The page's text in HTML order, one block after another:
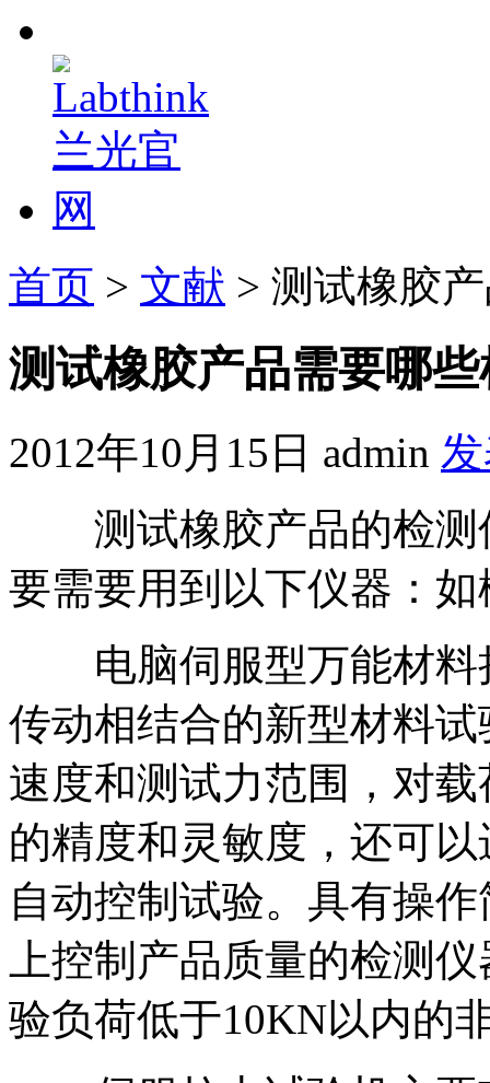
首页 > 文献 > 测试橡胶
测试橡胶产品需要哪
2012年10月15日 admin
测试橡胶产品的检测
要需要用到以下仪器：
电脑伺服型万能材料
传动相结合的新型材料
速度和测试力范围，对
的精度和灵敏度，还可
自动控制试验。具有操
上控制产品质量的检测
验负荷低于10KN以内的